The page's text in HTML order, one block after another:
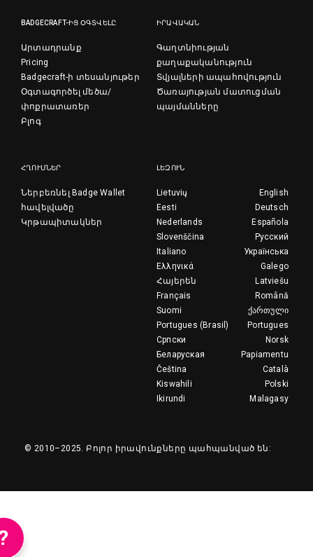
BADGECRAFT-ԻՑ ՕԳՏՎԵԼԸ
Արտադրանք
Pricing
Badgecraft-ի տեսանյութեր
Օգտագործել մեծա/
փոքրատառեր
Բլոգ
ԻՐԱՎԱԿԱՆ
Գաղտնիության
քաղաքականություն
Տվյալների ապահովություն
Ծառայության մատուցման
պայմանները
ՀՂՈՒՄՆԵՐ
Ներբեռնել Badge Wallet
հավելվածը
Կրթապիտակներ
ԼԵԶՈՒՆ
English
Lietuvių
Deutsch
Eesti
Española
Nederlands
Русский
Slovenščina
Українська
Italiano
Galego
Ελληνικά
Latviešu
Հայերեն
Română
Français
ქართული
Suomi
Portugues
Portugues (Brasil)
Norsk
Српски
Papiamentu
Беларуская
Català
Čeština
Polski
Kiswahili
Malagasy
Ikirundi
© 2010–2025. Բոլոր իրավունքները պահպանված են: